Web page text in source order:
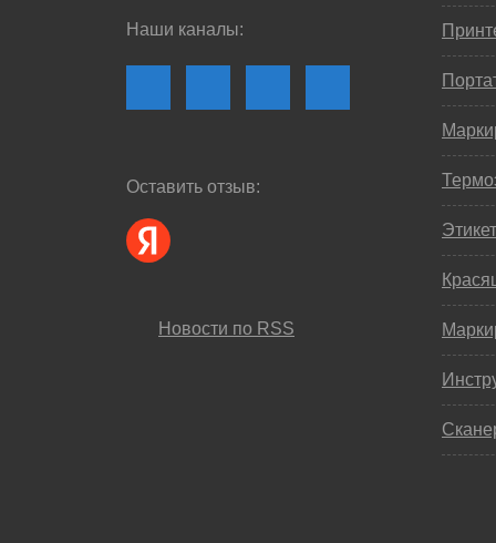
Наши каналы:
Оставить отзыв:
Новости по RSS